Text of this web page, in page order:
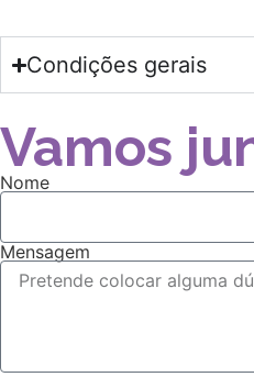
Condições gerais
Vamos
Nome
Mensagem